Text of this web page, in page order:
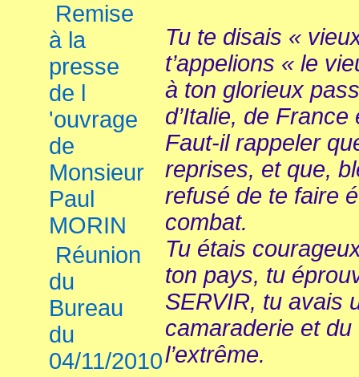
Remise
à la
presse
de l
'ouvrage
de
Monsieur
Paul
MORIN
Réunion
du
Bureau
du
04/11/2010
Tu te disais «
t’appelions « le
à ton glorieux
d’Italie, de France
Faut-il rappeler
reprises, et que,
refusé de te faire
combat.
Tu étais
ton pays, tu
SERVIR, tu avais
camaraderie et
l’extrême.